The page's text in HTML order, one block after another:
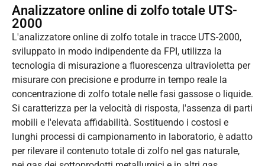
Analizzatore online di zolfo totale UTS-
2000
L'analizzatore online di zolfo totale in tracce UTS-2000,
sviluppato in modo indipendente da FPI, utilizza la
tecnologia di misurazione a fluorescenza ultravioletta per
misurare con precisione e produrre in tempo reale la
concentrazione di zolfo totale nelle fasi gassose o liquide.
Si caratterizza per la velocità di risposta, l'assenza di parti
mobili e l'elevata affidabilità. Sostituendo i costosi e
lunghi processi di campionamento in laboratorio, è adatto
per rilevare il contenuto totale di zolfo nel gas naturale,